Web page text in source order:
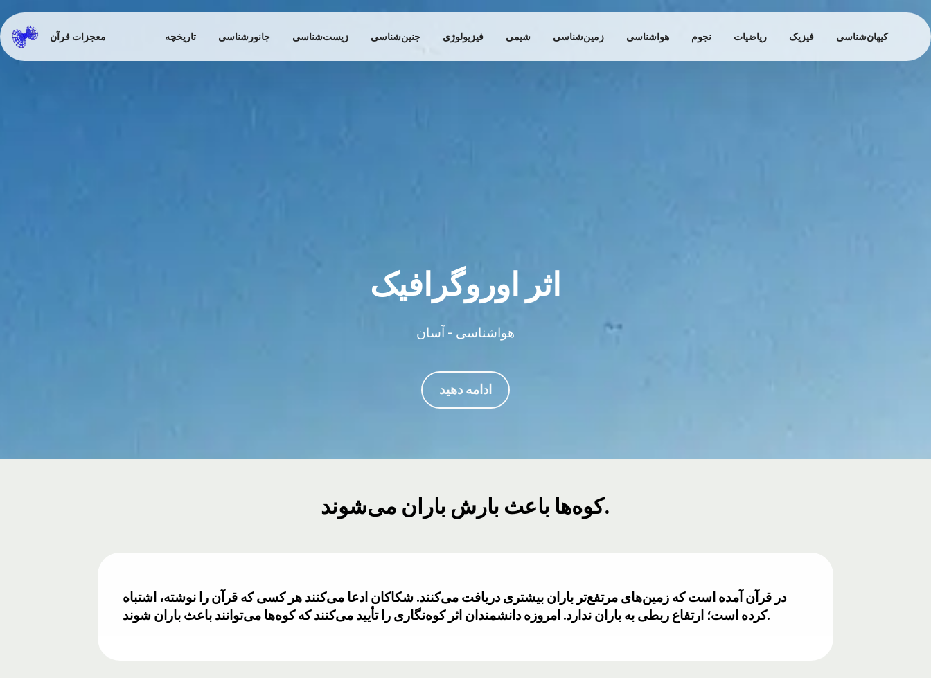
معجزات قرآن تاریخچه جانورشناسی زیست‌شناسی جنین‌شناسی فیزیولوژی شیمی زمین‌شناسی هواشناسی نجوم ریاضیات فیزیک کیهان‌شناسی
اثر اوروگرافیک
هواشناسی - آسان
ادامه دهید
کوه‌ها باعث بارش باران می‌شوند.
در قرآن آمده است که زمین‌های مرتفع‌تر باران بیشتری دریافت می‌کنند. شکاکان ادعا می‌کنند هر کسی که قرآن را نوشته، اشتباه
کرده است؛ ارتفاع ربطی به باران ندارد. امروزه دانشمندان اثر کوه‌نگاری را تأیید می‌کنند که کوه‌ها می‌توانند باعث باران شوند.